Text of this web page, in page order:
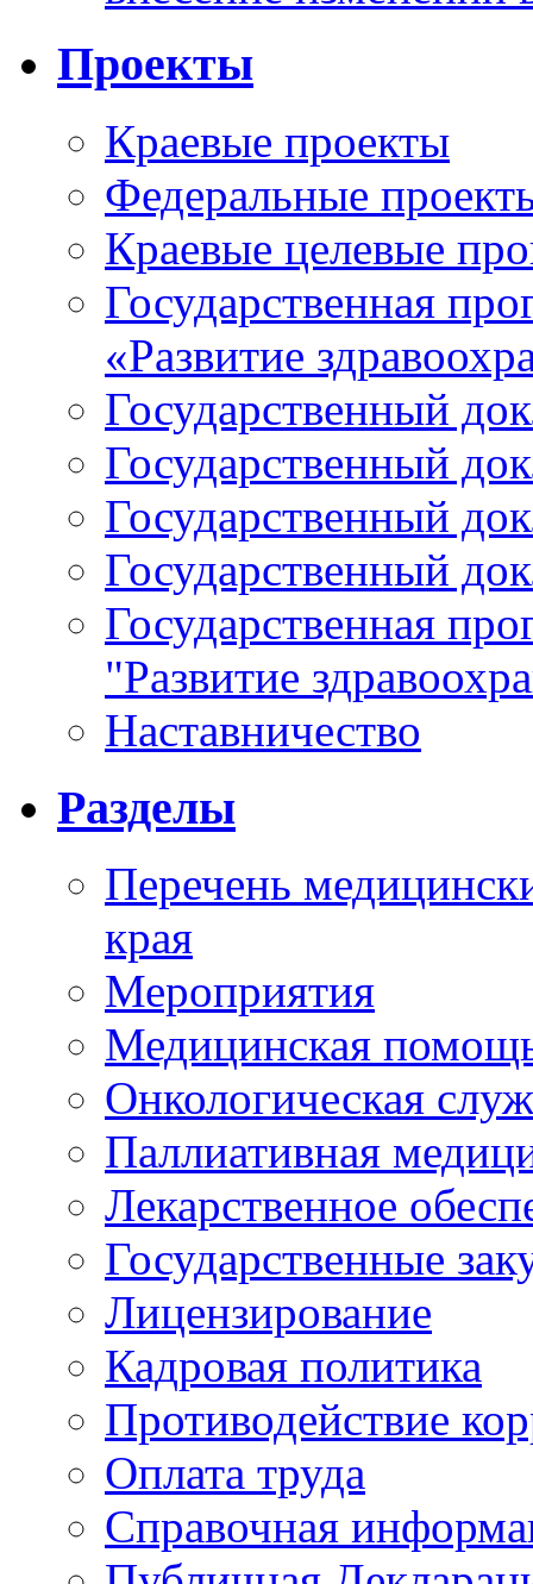
Проекты
Краевые проекты
Федеральные
Краевые целевые
Государственная
«Развитие
Государственный
Государственный
Государственный
Государственный
Государственная
"Развитие
Наставничество
Разделы
Перечень
края
Мероприятия
Медицинская
Онкологическая
Паллиативная
Лекарственное
Государственные
Лицензирование
Кадровая политика
Противодействие
Оплата труда
Справочная